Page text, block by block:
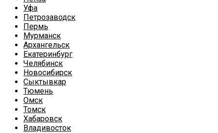
Уфа
Петрозаводск
Пермь
Мурманск
Архангельск
Екатеринбург
Челябинск
Новосибирск
Сыктывкар
Тюмень
Омск
Томск
Хабаровск
Владивосток